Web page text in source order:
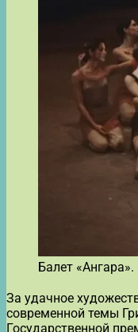
Балет
За удачное
современной темы
Государственной